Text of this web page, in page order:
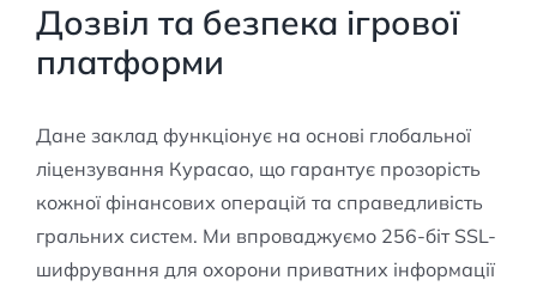
Дозвіл та безпека ігрової
платформи
Дане заклад функціонує на основі глобальної
ліцензування Курасао, що гарантує прозорість
кожної фінансових операцій та справедливість
гральних систем. Ми впроваджуємо 256-біт SSL-
шифрування для охорони приватних інформації